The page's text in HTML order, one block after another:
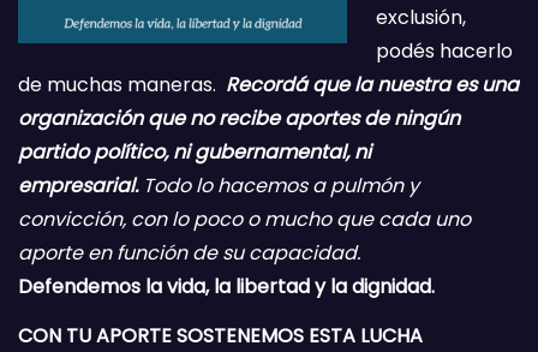
exclusión,
podés hacerlo
de muchas maneras. Recordá que la nuestra es una
organización que no recibe aportes de ningún
partido político, ni gubernamental, ni
empresarial.Todo lo hacemos a pulmón y
convicción, con lo poco o mucho que cada uno
aporte en función de su capacidad.
Defendemos la vida, la libertad y la dignidad.
CON TU APORTE SOSTENEMOS ESTA LUCHA